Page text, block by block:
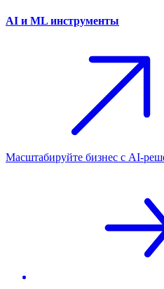
AI и ML инструменты
Масштабируйте бизнес с